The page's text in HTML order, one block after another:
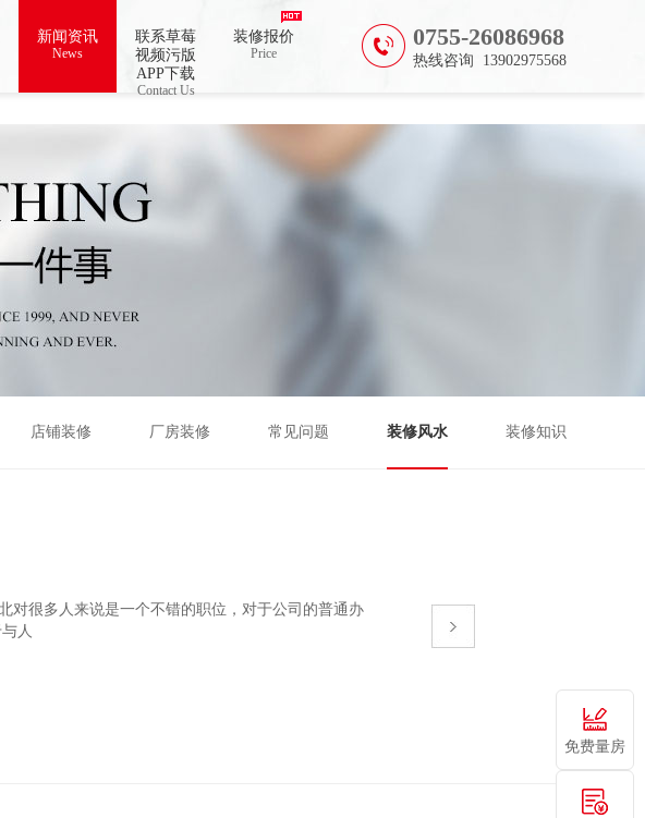
视频色免费
0755-26086968
热线咨询 13902975568
新闻资讯
News
联系草莓
视频污版
APP下载
Contact Us
装修报价
Price
店铺装修 厂房装修 常见问题 装修风水 装修知识
对很多人来说是一个不错的职位，对于公司的普通办
人
免费量房